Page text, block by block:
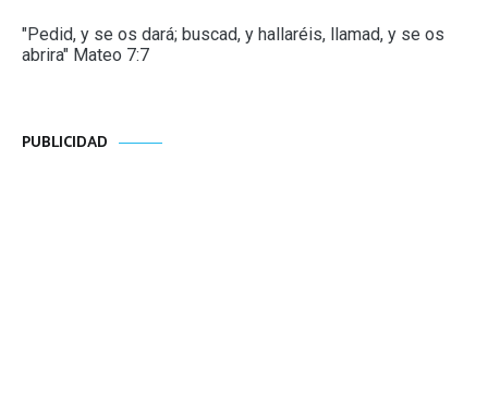
"Pedid, y se os dará; buscad, y hallaréis, llamad, y se os
abrira" Mateo 7:7
PUBLICIDAD